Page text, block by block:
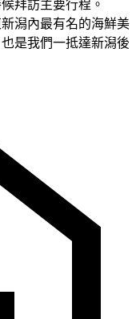
拜訪主要行程。
潟內最有名的海鮮美
是我們一抵達新潟後